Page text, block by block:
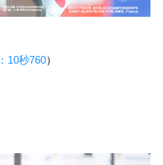
10秒760）